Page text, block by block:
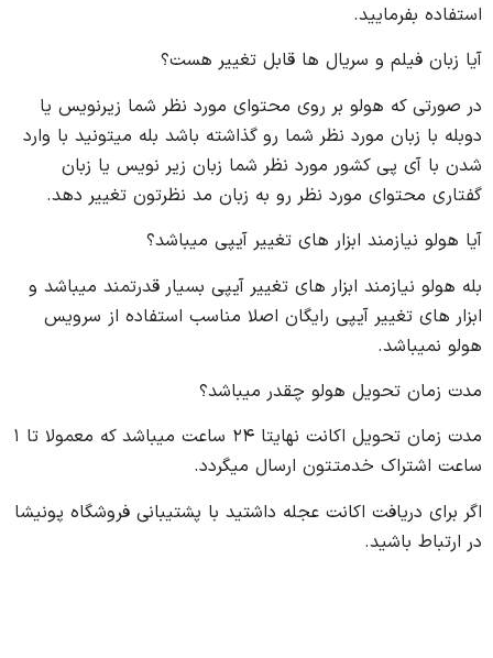
استفاده بفرمایید.
آیا زبان فیلم و سریال ها قابل تغییر هست؟
در صورتی که هولو بر روی محتوای مورد نظر شما زیرنویس یا
دوبله با زبان مورد نظر شما رو گذاشته باشد بله میتونید با وارد
شدن با آی پی کشور مورد نظر شما زبان زیر نویس یا زبان
گفتاری محتوای مورد نظر رو به زبان مد نظرتون تغییر دهد.
آیا هولو نیازمند ابزار های تغییر آیپی میباشد؟
بله هولو نیازمند ابزار های تغییر آیپی بسیار قدرتمند میباشد و
ابزار های تغییر آیپی رایگان اصلا مناسب استفاده از سرویس
هولو نمیباشد.
مدت زمان تحویل هولو چقدر میباشد؟
مدت زمان تحویل اکانت نهایتا ۲۴ ساعت میباشد که معمولا تا ۱
ساعت اشتراک خدمتتون ارسال میگردد.
اگر برای دریافت اکانت عجله داشتید با پشتیبانی فروشگاه پونیشا
در ارتباط باشید.